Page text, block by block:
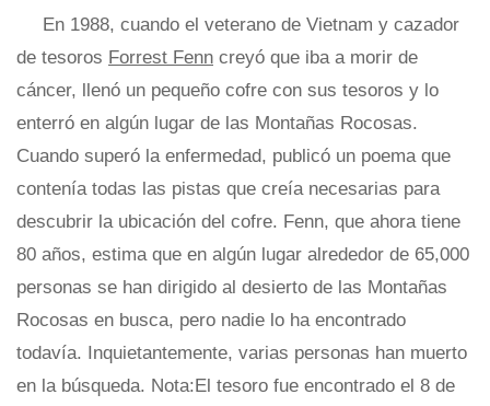
En 1988, cuando el veterano de Vietnam y cazador
de tesoros Forrest Fenn creyó que iba a morir de
cáncer, llenó un pequeño cofre con sus tesoros y lo
enterró en algún lugar de las Montañas Rocosas.
Cuando superó la enfermedad, publicó un poema que
contenía todas las pistas que creía necesarias para
descubrir la ubicación del cofre. Fenn, que ahora tiene
80 años, estima que en algún lugar alrededor de 65,000
personas se han dirigido al desierto de las Montañas
Rocosas en busca, pero nadie lo ha encontrado
todavía. Inquietantemente, varias personas han muerto
en la búsqueda. Nota:El tesoro fue encontrado el 8 de